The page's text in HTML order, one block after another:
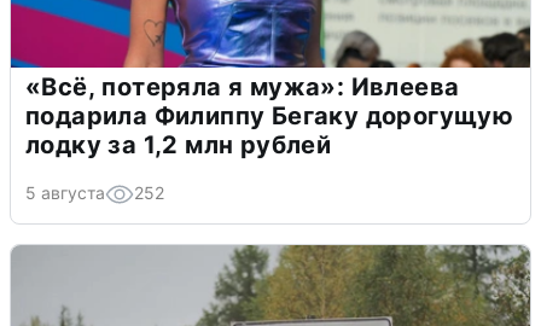
«Всё, потеряла я мужа»: Ивлеева
подарила Филиппу Бегаку дорогущую
лодку за 1,2 млн рублей
5 августа 252